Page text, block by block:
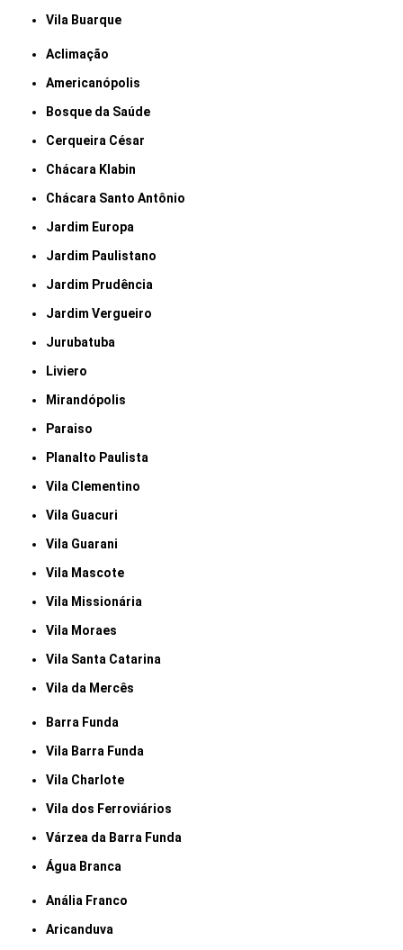
Vila Buarque
Aclimação
Americanópolis
Bosque da Saúde
Cerqueira César
Chácara Klabin
Chácara Santo Antônio
Jardim Europa
Jardim Paulistano
Jardim Prudência
Jardim Vergueiro
Jurubatuba
Liviero
Mirandópolis
Paraiso
Planalto Paulista
Vila Clementino
Vila Guacuri
Vila Guarani
Vila Mascote
Vila Missionária
Vila Moraes
Vila Santa Catarina
Vila da Mercês
Barra Funda
Vila Barra Funda
Vila Charlote
Vila dos Ferroviários
Várzea da Barra Funda
Água Branca
Anália Franco
Aricanduva